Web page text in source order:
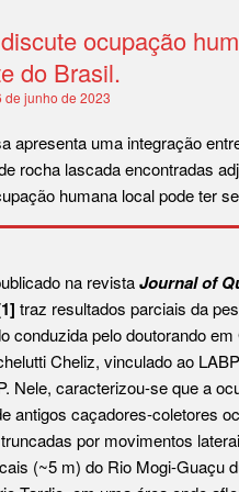
ocupação
do Brasil.
de junho de 2023
apresenta uma integração
rocha lascada encontradas
humana local pode ter
na revistaJournal of
traz resultados parciais da
conduzida pelo doutorando em
Cheliz, vinculado ao
Nele, caracterizou-se que a
antigos caçadores-coletores
por movimentos
(~5 m) do Rio Mogi-Guaçu